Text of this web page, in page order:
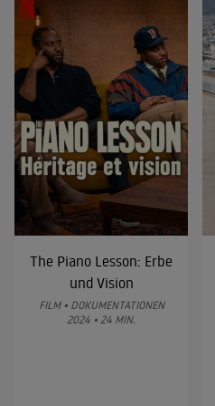
Blau
The Piano Lesson: Erbe
und Vision
FILM • DOKUMENTATIONEN
2024 • 24 MIN.